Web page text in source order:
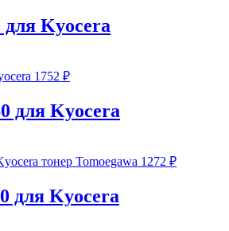
Kyocera
1752 ₽
для Kyocera
1272 ₽
для Kyocera